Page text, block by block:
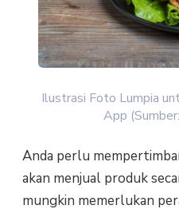
Ilustrasi Foto Lumpia
App (Sumber:
Anda perlu
akan menjual produk
mungkin memerlukan